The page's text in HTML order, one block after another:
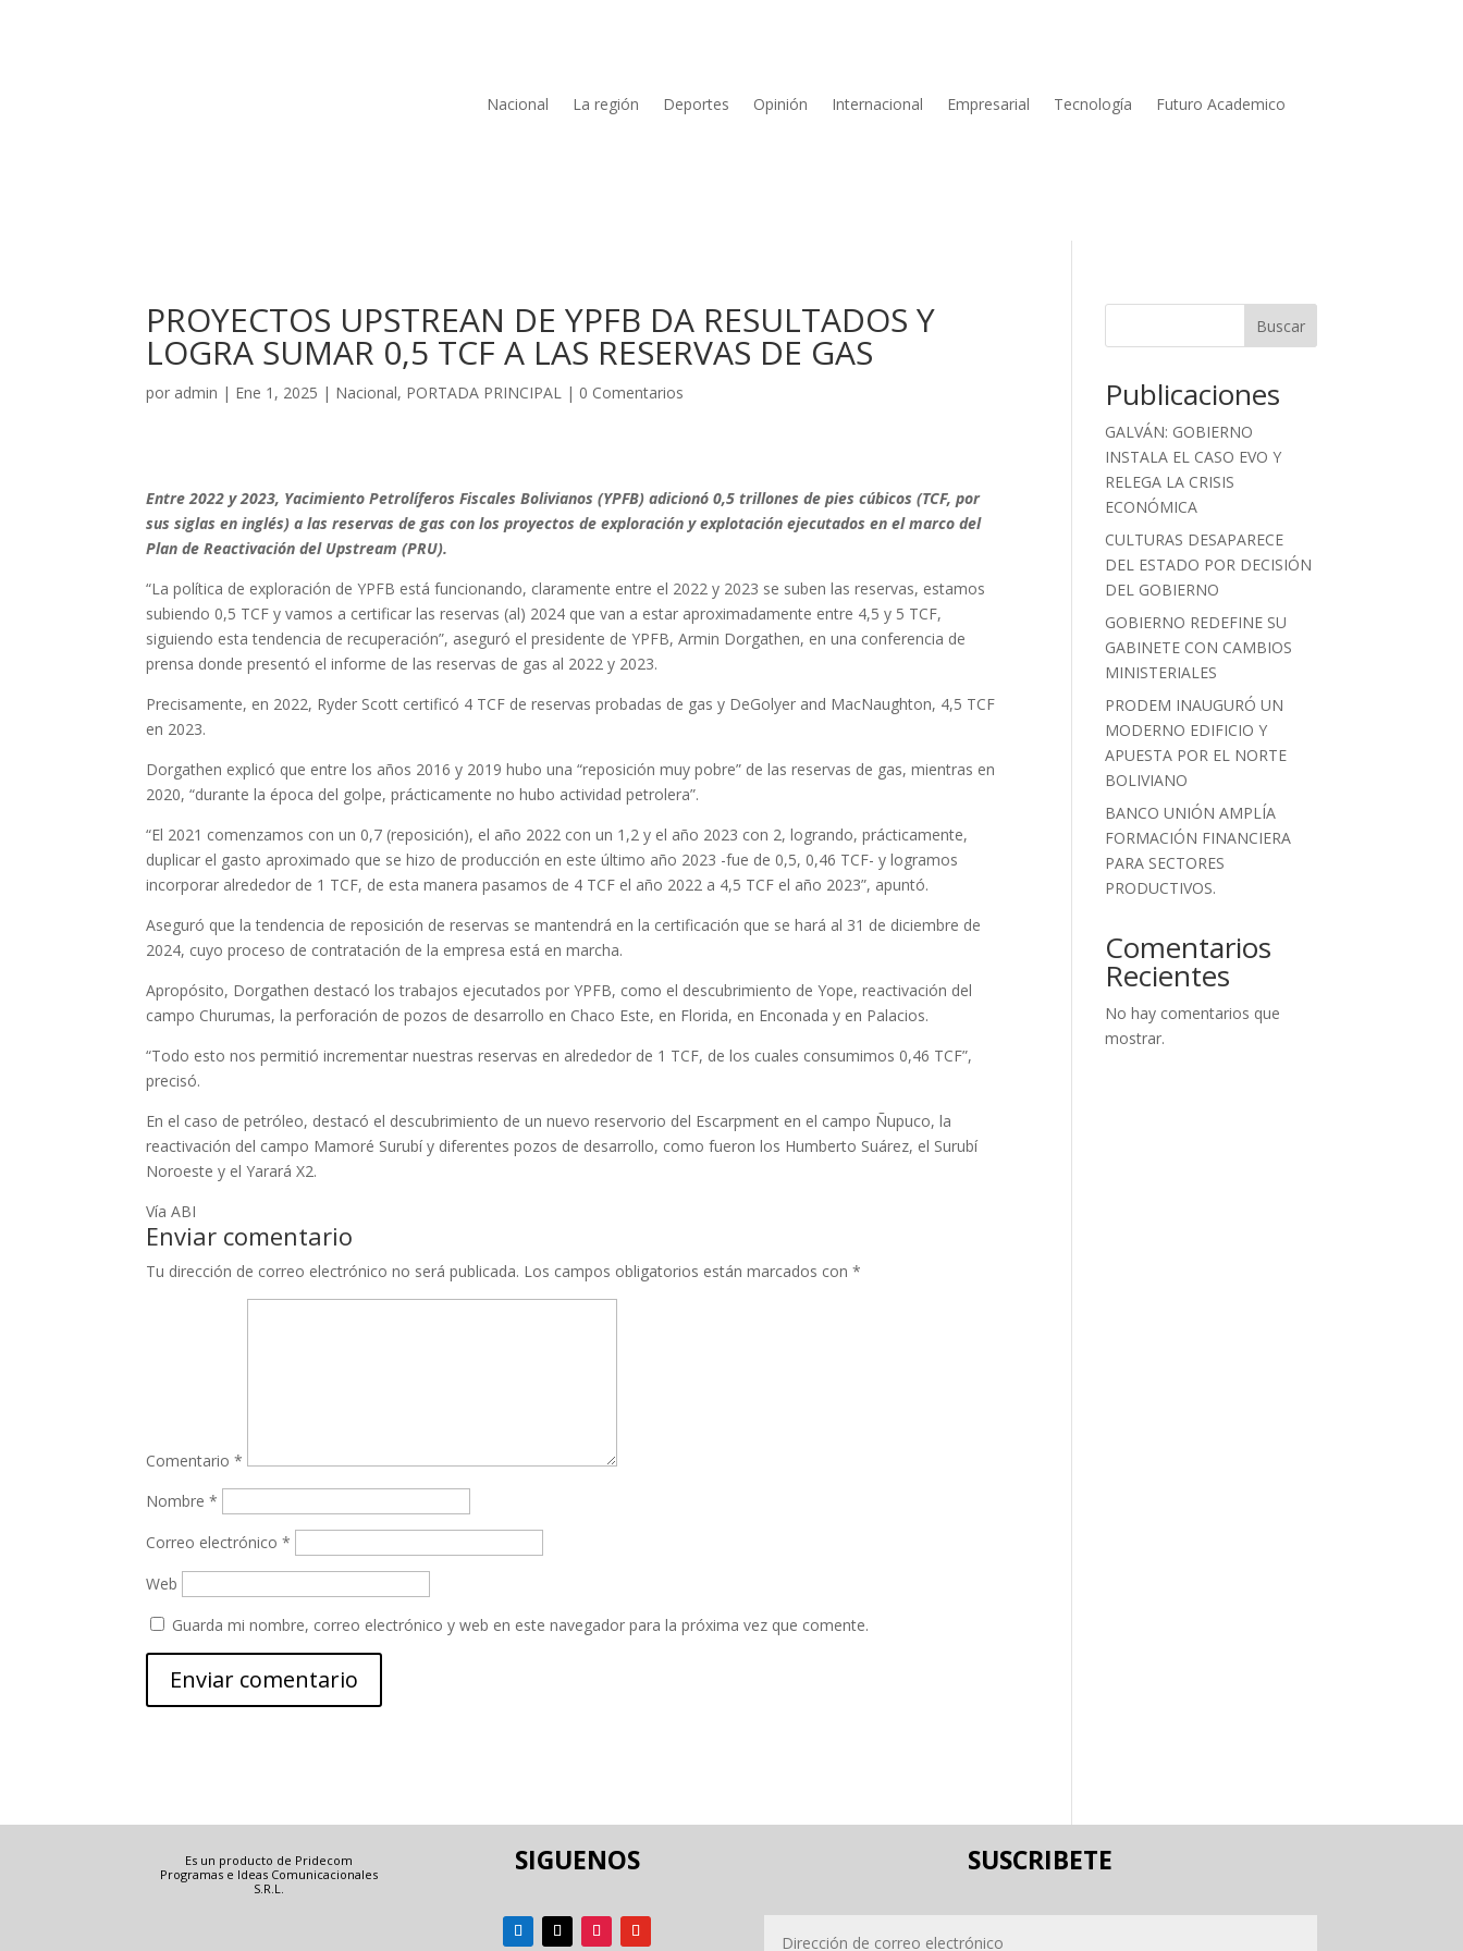
Nacional La región Deportes Opinión Internacional Empresarial Tecnología Futuro Academico
PROYECTOS UPSTREAN DE YPFB DA RESULTADOS Y
LOGRA SUMAR 0,5 TCF A LAS RESERVAS DE GAS
por admin | Ene 1, 2025 | Nacional, PORTADA PRINCIPAL | 0 Comentarios
Entre 2022 y 2023, Yacimiento Petrolíferos Fiscales Bolivianos (YPFB) adicionó 0,5 trillones de pies cúbicos (TCF, por
sus siglas en inglés) a las reservas de gas con los proyectos de exploración y explotación ejecutados en el marco del
Plan de Reactivación del Upstream (PRU).
“La política de exploración de YPFB está funcionando, claramente entre el 2022 y 2023 se suben las reservas, estamos
subiendo 0,5 TCF y vamos a certificar las reservas (al) 2024 que van a estar aproximadamente entre 4,5 y 5 TCF,
siguiendo esta tendencia de recuperación”, aseguró el presidente de YPFB, Armin Dorgathen, en una conferencia de
prensa donde presentó el informe de las reservas de gas al 2022 y 2023.
Precisamente, en 2022, Ryder Scott certificó 4 TCF de reservas probadas de gas y DeGolyer and MacNaughton, 4,5 TCF
en 2023.
Dorgathen explicó que entre los años 2016 y 2019 hubo una “reposición muy pobre” de las reservas de gas, mientras en
2020, “durante la época del golpe, prácticamente no hubo actividad petrolera”.
“El 2021 comenzamos con un 0,7 (reposición), el año 2022 con un 1,2 y el año 2023 con 2, logrando, prácticamente,
duplicar el gasto aproximado que se hizo de producción en este último año 2023 -fue de 0,5, 0,46 TCF- y logramos
incorporar alrededor de 1 TCF, de esta manera pasamos de 4 TCF el año 2022 a 4,5 TCF el año 2023”, apuntó.
Aseguró que la tendencia de reposición de reservas se mantendrá en la certificación que se hará al 31 de diciembre de
2024, cuyo proceso de contratación de la empresa está en marcha.
Apropósito, Dorgathen destacó los trabajos ejecutados por YPFB, como el descubrimiento de Yope, reactivación del
campo Churumas, la perforación de pozos de desarrollo en Chaco Este, en Florida, en Enconada y en Palacios.
“Todo esto nos permitió incrementar nuestras reservas en alrededor de 1 TCF, de los cuales consumimos 0,46 TCF”,
precisó.
En el caso de petróleo, destacó el descubrimiento de un nuevo reservorio del Escarpment en el campo Ñupuco, la
reactivación del campo Mamoré Surubí y diferentes pozos de desarrollo, como fueron los Humberto Suárez, el Surubí
Noroeste y el Yarará X2.
Vía ABI
Enviar comentario
Tu dirección de correo electrónico no será publicada. Los campos obligatorios están marcados con*
Comentario*
Nombre*
Correo electrónico*
Web
Guarda mi nombre, correo electrónico y web en este navegador para la próxima vez que comente.
Buscar
Publicaciones
GALVÁN: GOBIERNO
INSTALA EL CASO EVO Y
RELEGA LA CRISIS
ECONÓMICA
CULTURAS DESAPARECE
DEL ESTADO POR DECISIÓN
DEL GOBIERNO
GOBIERNO REDEFINE SU
GABINETE CON CAMBIOS
MINISTERIALES
PRODEM INAUGURÓ UN
MODERNO EDIFICIO Y
APUESTA POR EL NORTE
BOLIVIANO
BANCO UNIÓN AMPLÍA
FORMACIÓN FINANCIERA
PARA SECTORES
PRODUCTIVOS.
Comentarios
Recientes
No hay comentarios que
mostrar.
Es un producto de Pridecom
Programas e Ideas Comunicacionales
S.R.L.
SIGUENOS SUSCRIBETE